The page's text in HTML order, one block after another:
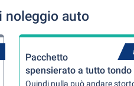
noleggio auto
Pacchetto
spensierato a tutto tondo
Quindi nulla può andare